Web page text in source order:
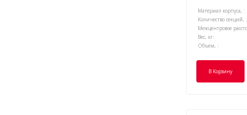
Материал корпуса, :
Количество секций, :
Вес, кг:
Объем, :
В Корзину